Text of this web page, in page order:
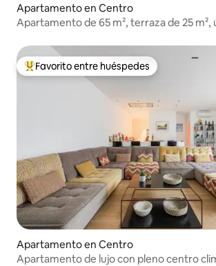
Apartamento en Centro
Apartamento de 65 m², terraza de 25 m²,
Favorito entre huéspedes preferido
Favorito entre huéspedes
Apartamento en Centro
Apartamento de lujo con pleno centro